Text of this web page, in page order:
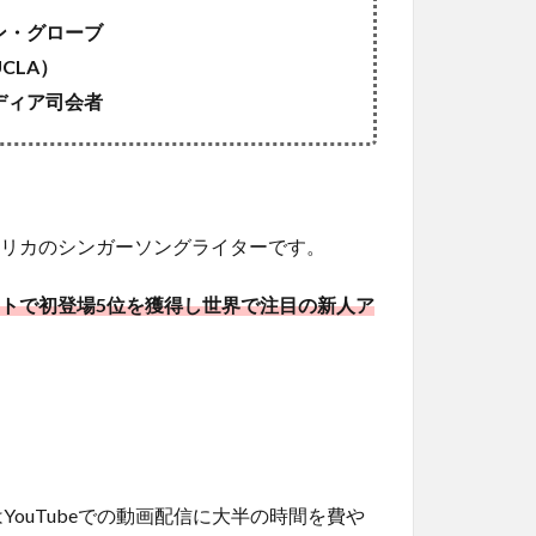
・グローブ
）
ィア司会者
カのシンガーソングライターです。
で初登場5位を獲得し世界で注目の新人ア
での動画配信に大半の時間を費や